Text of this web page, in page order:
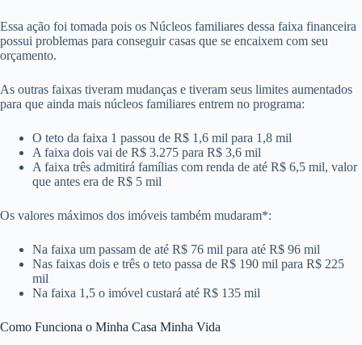
Essa ação foi tomada pois os Núcleos familiares dessa faixa financeira
possui problemas para conseguir casas que se encaixem com seu
orçamento.
As outras faixas tiveram mudanças e tiveram seus limites aumentados
para que ainda mais núcleos familiares entrem no programa:
O teto da faixa 1 passou de R$ 1,6 mil para 1,8 mil
A faixa dois vai de R$ 3.275 para R$ 3,6 mil
A faixa três admitirá famílias com renda de até R$ 6,5 mil, valor
que antes era de R$ 5 mil
Os valores máximos dos imóveis também mudaram*:
Na faixa um passam de até R$ 76 mil para até R$ 96 mil
Nas faixas dois e três o teto passa de R$ 190 mil para R$ 225
mil
Na faixa 1,5 o imóvel custará até R$ 135 mil
Como Funciona o Minha Casa Minha Vida